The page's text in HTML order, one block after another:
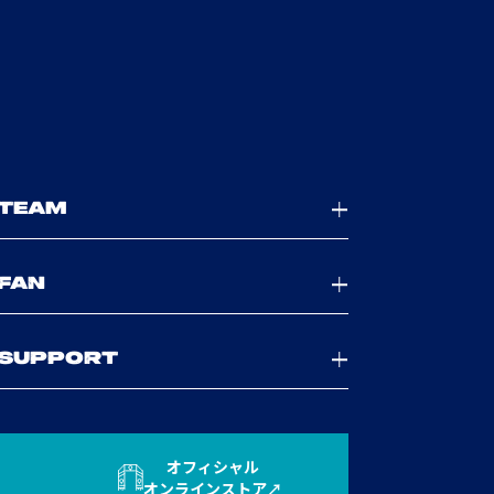
オフィシャル
オンラインストア